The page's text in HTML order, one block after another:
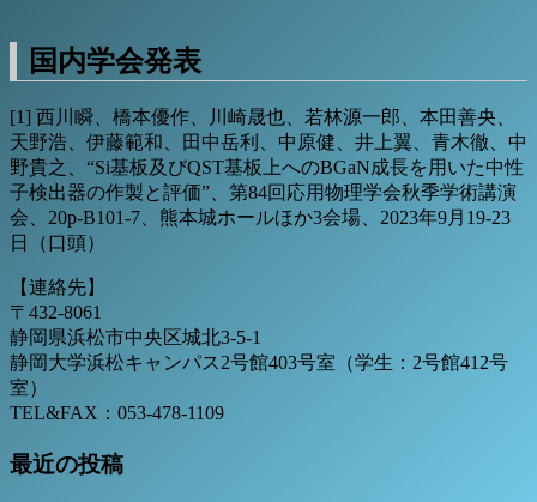
国内学会発表
[1] 西川瞬、橋本優作、川崎晟也、若林源一郎、本田善央、
天野浩、伊藤範和、田中岳利、中原健、井上翼、青木徹、中
野貴之、“Si基板及びQST基板上へのBGaN成長を用いた中性
子検出器の作製と評価”、第84回応用物理学会秋季学術講演
会、20p-B101-7、熊本城ホールほか3会場、2023年9月19-23
日（口頭）
【連絡先】
〒432-8061
静岡県浜松市中央区城北3-5-1
静岡大学浜松キャンパス2号館403号室（学生：2号館412号
室）
TEL&FAX：053-478-1109
最近の投稿